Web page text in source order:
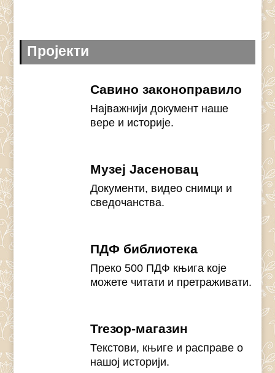
Пројекти
Савино законоправило
Најважнији документ наше
вере и историје.
Музеј Јасеновац
Документи, видео снимци и
сведочанства.
ПДФ библиотека
Преко 500 ПДФ књига које
можете читати и претраживати.
Treзор-магазин
Текстови, књиге и расправе о
нашој историји.